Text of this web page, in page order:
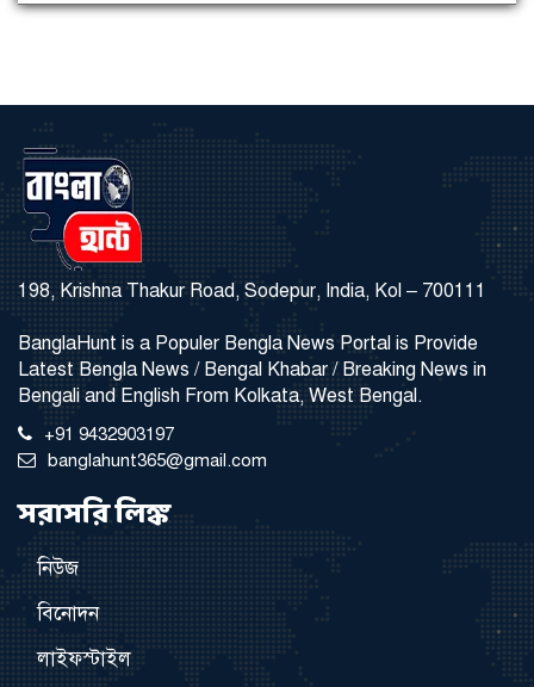
198, Krishna Thakur Road, Sodepur, India, Kol – 700111
BanglaHunt is a Populer Bengla News Portal is Provide
Latest Bengla News / Bengal Khabar / Breaking News in
Bengali and English From Kolkata, West Bengal.
+91 9432903197
banglahunt365@gmail.com
সরাসরি লিঙ্ক
নিউজ
বিনোদন
লাইফস্টাইল